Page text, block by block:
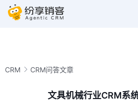
CRM CRM问答文章
文具机械行业CRM系